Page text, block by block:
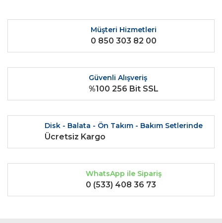
Gönder
Müşteri Hizmetleri
0 850 303 82 00
Güvenli Alışveriş
%100 256 Bit SSL
Disk - Balata - Ön Takım - Bakım Setlerinde
Ücretsiz Kargo
WhatsApp ile Sipariş
0 (533) 408 36 73